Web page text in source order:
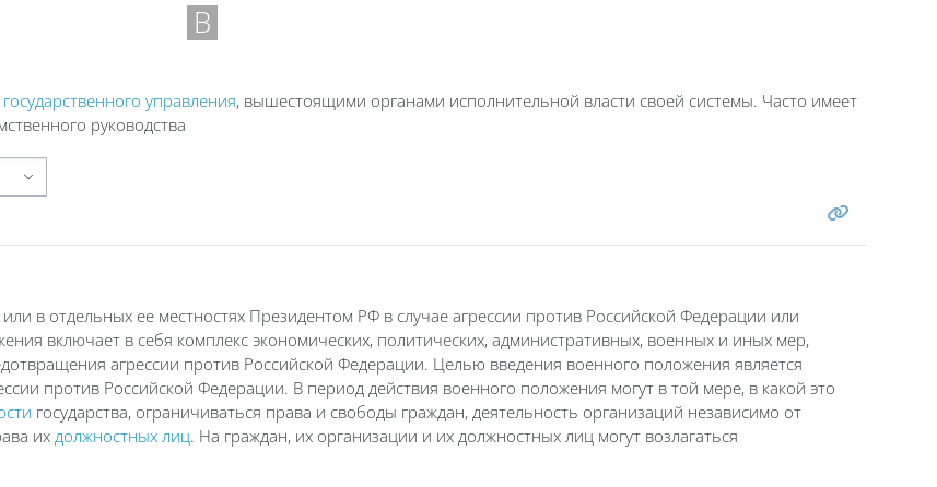
В
государственного управления, вышестоящими органами исполнительной власти своей системы. Часто имеет
руководства
в отдельных ее местностях Президентом РФ в случае агрессии против Российской Федерации или
включает в себя комплекс экономических, политических, административных, военных и иных мер,
агрессии против Российской Федерации. Целью введения военного положения является
против Российской Федерации. В период действия военного положения могут в той мере, в какой это
государства, ограничиваться права и свободы граждан, деятельность организаций независимо от
их должностных лиц. На граждан, их организации и их должностных лиц могут возлагаться